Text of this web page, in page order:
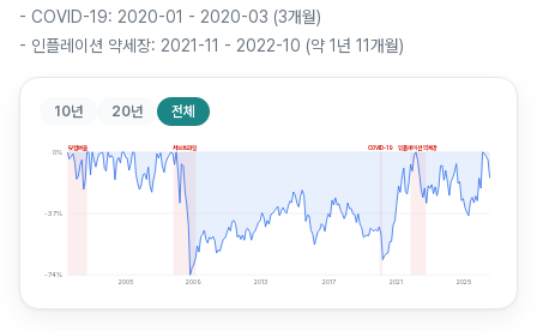
- COVID-19: 2020-01 - 2020-03 (3개월)
- 인플레이션 약세장: 2021-11 - 2022-10 (약 1년 11개월)
10년 20년 전체
닷컴버블 서브프라임 COVID-19 인플레이션 약세장
0%
-37%
-74%
2005 2009 2013 2017 2021 2025